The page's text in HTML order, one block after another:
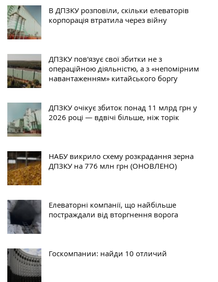
В ДПЗКУ розповіли, скільки елеваторів
корпорація втратила через війну
ДПЗКУ пов'язує свої збитки не з
операційною діяльністю, а з «непомірним
навантаженням» китайського боргу
ДПЗКУ очікує збиток понад 11 млрд грн у
2026 році — вдвічі більше, ніж торік
НАБУ викрило схему розкрадання зерна
ДПЗКУ на 776 млн грн (ОНОВЛЕНО)
Елеваторні компанії, що найбільше
постраждали від вторгнення ворога
Госкомпании: найди 10 отличий